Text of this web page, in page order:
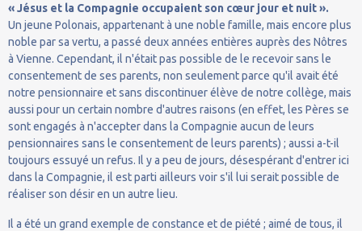
« Jésus et la Compagnie occupaient son cœur jour et nuit ».
Un jeune Polonais, appartenant à une noble famille, mais encore plus
noble par sa vertu, a passé deux années entières auprès des Nôtres
à Vienne. Cependant, il n'était pas possible de le recevoir sans le
consentement de ses parents, non seulement parce qu'il avait été
notre pensionnaire et sans discontinuer élève de notre collège, mais
aussi pour un certain nombre d'autres raisons (en effet, les Pères se
sont engagés à n'accepter dans la Compagnie aucun de leurs
pensionnaires sans le consentement de leurs parents) ; aussi a-t-il
toujours essuyé un refus. Il y a peu de jours, désespérant d'entrer ici
dans la Compagnie, il est parti ailleurs voir s'il lui serait possible de
réaliser son désir en un autre lieu.
Il a été un grand exemple de constance et de piété ; aimé de tous, il